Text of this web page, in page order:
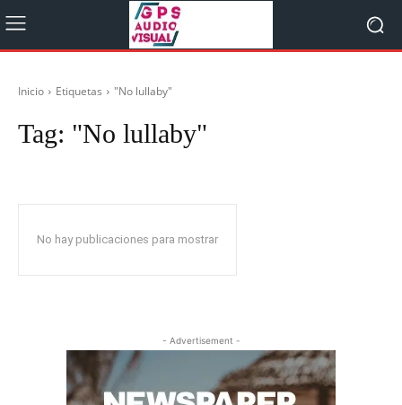
Inicio Etiquetas "No lullaby"
Tag: "No lullaby"
No hay publicaciones para mostrar
- Advertisement -